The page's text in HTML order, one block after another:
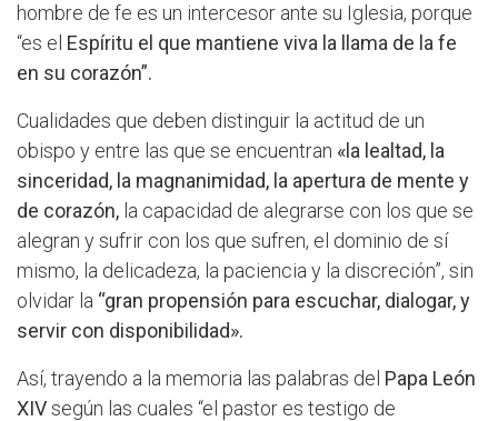
hombre de fe es un intercesor ante su Iglesia, porque
“es el Espíritu el que mantiene viva la llama de la fe
en su corazón”.
Cualidades que deben distinguir la actitud de un
obispo y entre las que se encuentran «la lealtad, la
sinceridad, la magnanimidad, la apertura de mente y
de corazón, la capacidad de alegrarse con los que se
alegran y sufrir con los que sufren, el dominio de sí
mismo, la delicadeza, la paciencia y la discreción”, sin
olvidar la “gran propensión para escuchar, dialogar, y
servir con disponibilidad».
Así, trayendo a la memoria las palabras del Papa León
XIVsegún las cuales “el pastor es testigo de